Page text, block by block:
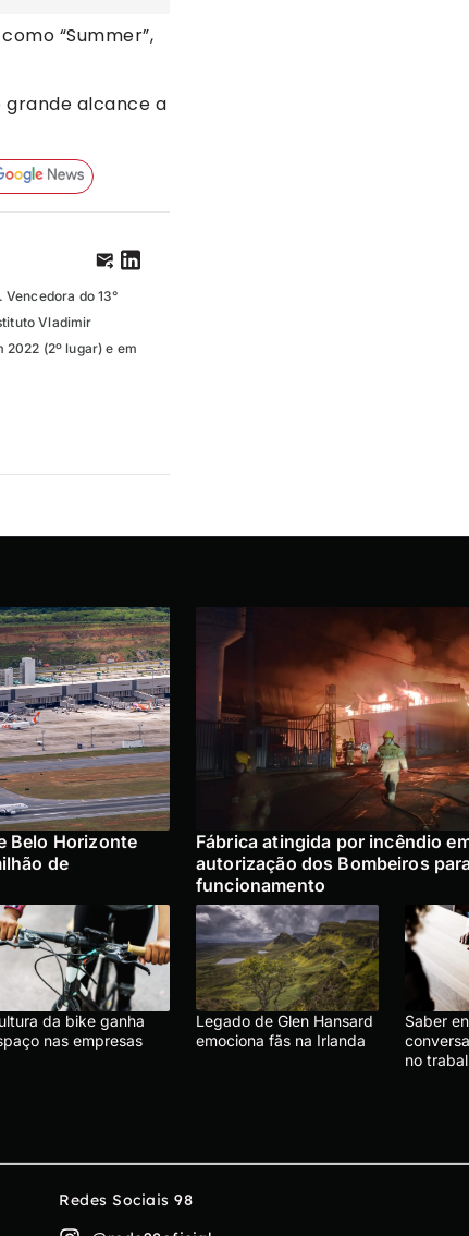
“Summer”,
grande alcance a
do 13°
Vladimir
2022 (2º lugar) e em
Belo Horizonte
de
Fábrica atingida por incêndio
autorização dos Bombeiros
funcionamento
da bike ganha
nas empresas
Legado de Glen Hansard
emociona fãs na Irlanda
Saber
no
Redes Sociais 98